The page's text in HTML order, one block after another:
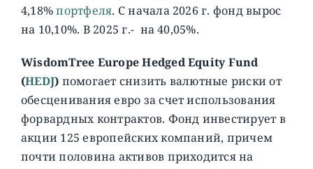
4,18%портфеля. C начала 2026 г. фонд вырос
на 10,10%. В 2025 г.- на 40,05%.
WisdomTree Europe Hedged Equity Fund
(HEDJ) помогает снизить валютные риски от
обесценивания евро за счет использования
форвардных контрактов. Фонд инвестирует в
акции 125 европейских компаний, причем
почти половина активов приходится на